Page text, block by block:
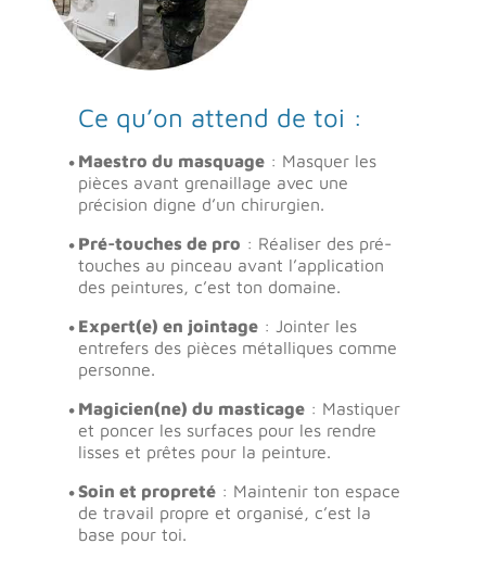
Ce qu’on attend de toi :
Maestro du masquage: Masquer les
pièces avant grenaillage avec une
précision digne d’un chirurgien.
Pré-touches de pro : Réaliser des pré-
touches au pinceau avant l’application
des peintures, c’est ton domaine.
Expert(e) en jointage: Jointer les
entrefers des pièces métalliques comme
personne.
Magicien(ne) du masticage: Mastiquer
et poncer les surfaces pour les rendre
lisses et prêtes pour la peinture.
Soin et propreté: Maintenir ton espace
de travail propre et organisé, c’est la
base pour toi.